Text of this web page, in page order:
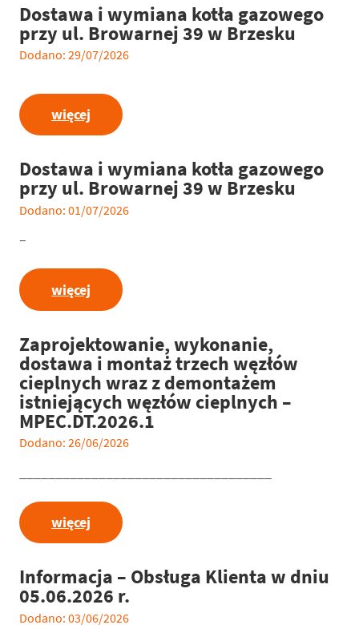
Dostawa i wymiana kotła gazowego
przy ul. Browarnej 39 w Brzesku
Dodano: 29/07/2026
więcej
Dostawa i wymiana kotła gazowego
przy ul. Browarnej 39 w Brzesku
Dodano: 01/07/2026
–
więcej
Zaprojektowanie, wykonanie,
dostawa i montaż trzech węzłów
cieplnych wraz z demontażem
istniejących węzłów cieplnych –
MPEC.DT.2026.1
Dodano: 26/06/2026
więcej
Informacja – Obsługa Klienta w dniu
05.06.2026 r.
Dodano: 03/06/2026